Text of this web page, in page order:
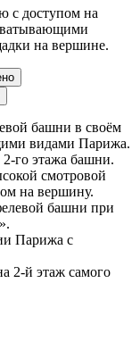
с доступом на
на вершине.
башни в своём
видами Парижа.
го этажа башни.
смотровой
на вершину.
башни при
Парижа с
2-й этаж самого